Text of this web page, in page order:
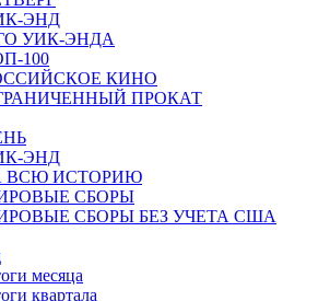
ЭНД
УИК-ЭНДА
100
КИНО
ПРОКАТ
ЭНД
ВСЮ ИСТОРИЮ
СБОРЫ
СБОРЫ БЕЗ УЧЕТА США
месяца
квартала